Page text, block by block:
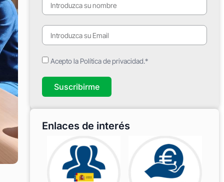
Acepto la Política de privacidad.*
Suscribirme
Enlaces de interés